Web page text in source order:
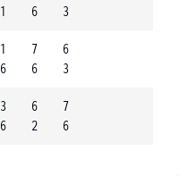
1
6
3
1
6
7
6
6
3
3
6
6
2
7
6